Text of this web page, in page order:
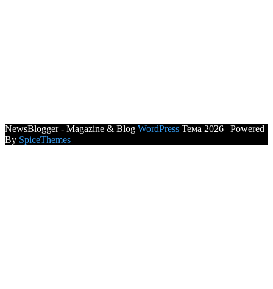
NewsBlogger - Magazine & Blog WordPress Тема 2026 | Powered
By SpiceThemes